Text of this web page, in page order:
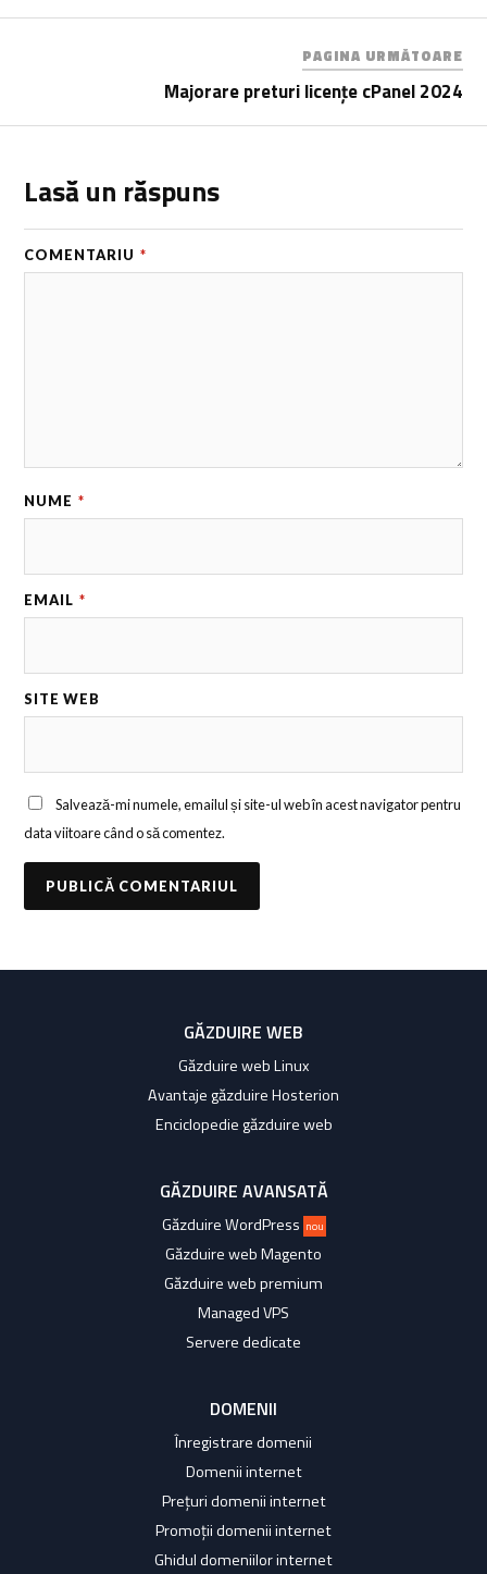
PAGINA URMĂTOARE
Majorare preturi licențe cPanel 2024
Lasă un răspuns
COMENTARIU *
NUME *
EMAIL *
SITE WEB
Salvează-mi numele, emailul și site-ul web în acest navigator pentru
data viitoare când o să comentez.
GĂZDUIRE WEB
Găzduire web Linux
Avantaje găzduire Hosterion
Enciclopedie găzduire web
GĂZDUIRE AVANSATĂ
Găzduire WordPress nou
Găzduire web Magento
Găzduire web premium
Managed VPS
Servere dedicate
DOMENII
Înregistrare domenii
Domenii internet
Prețuri domenii internet
Promoții domenii internet
Ghidul domeniilor internet